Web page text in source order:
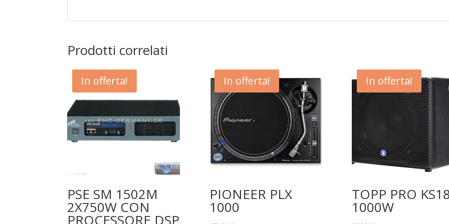
Prodotti correlati
In offerta!
PSE SM 1502M
2X750W CON
PROCESSORE DSP
In offerta!
PIONEER PLX
1000
In offerta!
TOPP PRO
1000W